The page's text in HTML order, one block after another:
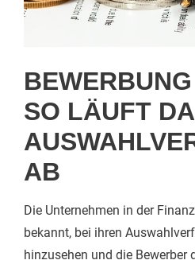
SO LÄUFT
AB
Die Unternehmen in der
bekannt, bei ihren
hinzusehen und die Bewerber